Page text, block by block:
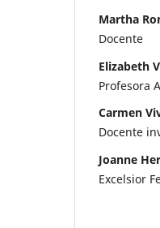
Martha
Docente
Elizabeth
Profesora
Carmen
Docente
Joanne
Excelsior